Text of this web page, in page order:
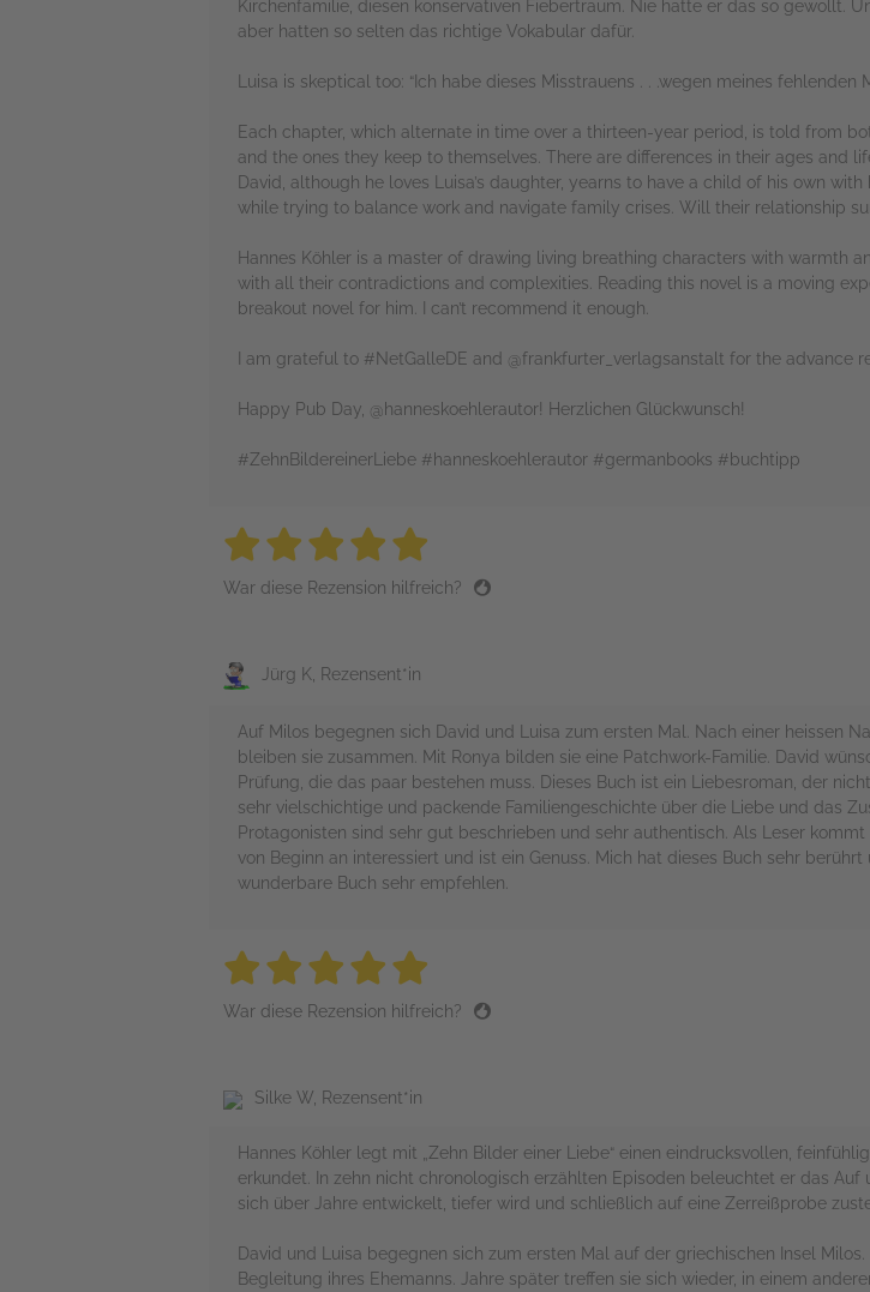
Kirchenfamilie, diesen konservativen Fiebertraum. Nie hatte er das so gewollt.
aber hatten so selten das richtige Vokabular dafür.
Luisa is skeptical too: “Ich habe dieses Misstrauens . . .wegen meines fehlenden
Each chapter, which alternate in time over a thirteen-year period, is told from
and the ones they keep to themselves. There are differences in their ages and
David, although he loves Luisa’s daughter, yearns to have a child of his own
while trying to balance work and navigate family crises. Will their relationship
Hannes Köhler is a master of drawing living breathing characters with warmth
with all their contradictions and complexities. Reading this novel is a moving
breakout novel for him. I can’t recommend it enough.
I am grateful to #NetGalleDE and @frankfurter_verlagsanstalt for the advance
Happy Pub Day, @hanneskoehlerautor! Herzlichen Glückwunsch!
#ZehnBildereinerLiebe #hanneskoehlerautor #germanbooks #buchtipp
5 stars
5 stars
5 stars
5 stars
War diese Rezension hilfreich?
Jürg K, Rezensent*in
Auf Milos begegnen sich David und Luisa zum ersten Mal. Nach einer heissen
bleiben sie zusammen. Mit Ronya bilden sie eine Patchwork-Familie. David
Prüfung, die das paar bestehen muss. Dieses Buch ist ein Liebesroman, der
sehr vielschichtige und packende Familiengeschichte über die Liebe und das
Protagonisten sind sehr gut beschrieben und sehr authentisch. Als Leser
von Beginn an interessiert und ist ein Genuss. Mich hat dieses Buch sehr
wunderbare Buch sehr empfehlen.
5 stars
5 stars
5 stars
5 stars
War diese Rezension hilfreich?
Silke W, Rezensent*in
Hannes Köhler legt mit „Zehn Bilder einer Liebe“ einen eindrucksvollen,
erkundet. In zehn nicht chronologisch erzählten Episoden beleuchtet er das
sich über Jahre entwickelt, tiefer wird und schließlich auf eine Zerreißprobe
David und Luisa begegnen sich zum ersten Mal auf der griechischen Insel
Begleitung ihres Ehemanns. Jahre später treffen sie sich wieder, in einem